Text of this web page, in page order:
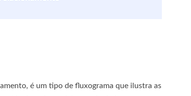
é um tipo de fluxograma que ilustra as